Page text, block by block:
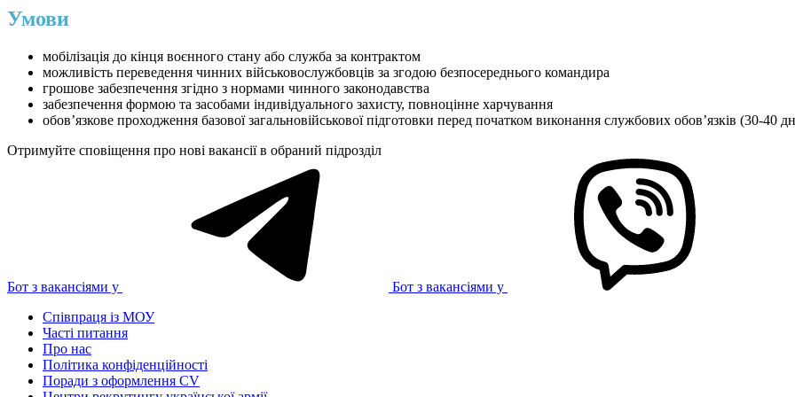
Умови
мобілізація до кінця воєнного стану або служба за контрактом
можливість переведення чинних військовослужбовців за згодою безпосереднього командира
грошове забезпечення згідно з нормами чинного законодавства
забезпечення формою та засобами індивідуального захисту, повноцінне харчування
обов’язкове проходження базової загальновійськової підготовки перед початком виконання службових обов’язків (30-40
Отримуйте сповіщення про нові вакансії в обраний підрозділ
Бот з вакансіями у
Бот з вакансіями у
Співпраця із МОУ
Часті питання
Про нас
Політика конфіденційності
Поради з оформлення CV